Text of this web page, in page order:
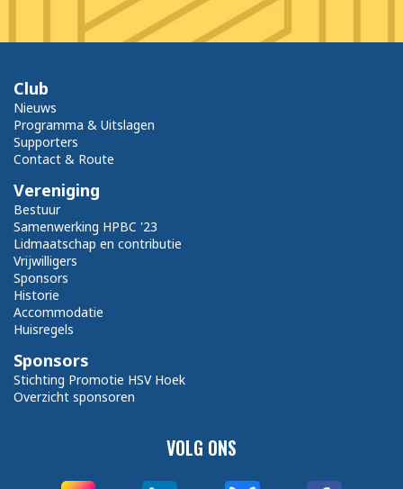
VOLG ONS
Club
Nieuws
Programma & Uitslagen
Supporters
Contact & Route
Vereniging
Bestuur
Samenwerking HPBC '23
Lidmaatschap en contributie
Vrijwilligers
Sponsors
Historie
Accommodatie
Huisregels
Sponsors
Stichting Promotie HSV Hoek
Overzicht sponsoren